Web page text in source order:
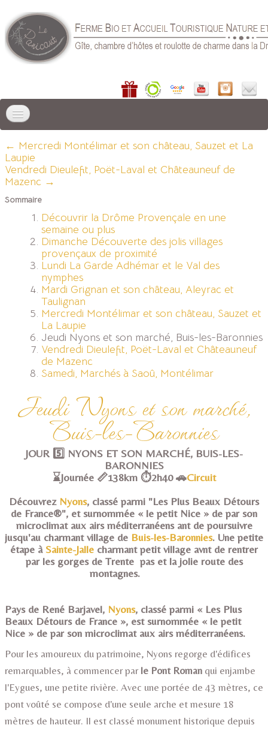
LIEU DE SÉJOUR
CHAMBRE D'HÔTES
RÉSERVER▼
SERVICES▼
ACCÈS
CONTACT
BLOG
← Mercredi Montélimar et son château, Sauzet et La
Laupie
Vendredi Dieulefit, Poët-Laval et Châteauneuf de
Mazenc →
Sommaire
Découvrir la Drôme Provençale en une
semaine ou plus
Dimanche Découverte des jolis villages
provençaux de proximité
Lundi La Garde Adhémar et le Val des
nymphes
Mardi Grignan et son château, Aleyrac et
Taulignan
Mercredi Montélimar et son château, Sauzet et
La Laupie
Jeudi Nyons et son marché, Buis-les-Baronnies
Vendredi Dieulefit, Poët-Laval et Châteauneuf
de Mazenc
Samedi, Marchés à Saoû, Montélimar
Jeudi Nyons et son marché,
Buis-les-Baronnies
JOUR 5️⃣ NYONS ET SON MARCHÉ, BUIS-LES-
BARONNIES
⌛Journée 📏138km ⏱️2h40 🚗Circuit
Découvrez Nyons, classé parmi "Les Plus Beaux Détours
de France®", et surnommée « le petit Nice » de par son
microclimat aux airs méditerranéens ant de poursuivre
jusqu'au charmant village de Buis-les-Baronnies. Une petite
étape à Sainte-Jalle charmant petit village avnt de rentrer
par les gorges de Trente pas et la jolie route des
montagnes.
Pays de René Barjavel, Nyons, classé parmi « Les Plus
Beaux Détours de France », est surnommée « le petit
Nice » de par son microclimat aux airs méditerranéens.
Pour les amoureux du patrimoine, Nyons regorge d'édifices
remarquables, à commencer par le Pont Roman qui enjambe
l'Eygues, une petite rivière. Avec une portée de 43 mètres, ce
pont voûté se compose d'une seule arche et mesure 18
mètres de hauteur. Il est classé monument historique depuis